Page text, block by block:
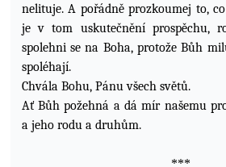
nelituje. A pořádně prozkoumej to,
je v tom uskutečnění prospěchu,
spolehni se na Boha, protože Bůh
spoléhají.
Chvála Bohu, Pánu všech světů.
Ať Bůh požehná a dá mír našemu
a jeho rodu a druhům.
***